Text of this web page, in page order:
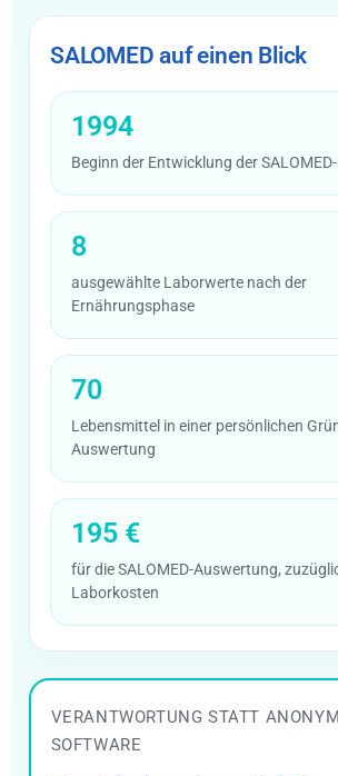
SALOMED auf einen Blick
1994
Beginn der Entwicklung der
8
ausgewählte Laborwerte nach der
Ernährungsphase
70
Lebensmittel in einer persönlichen
Auswertung
195 €
für die SALOMED-Auswertung,
Laborkosten
VERANTWORTUNG STATT
SOFTWARE